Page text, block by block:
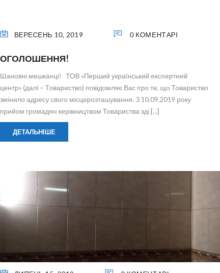
ВЕРЕСЕНЬ 10, 2019 0 КОМЕНТАРІ
ОГОЛОШЕННЯ!
Шановні мешканці! ТОВ «Перший український експертний
центр» (далі – Товариство) повідомляє Вас про те, що Товариство
змінило адресу свого місцерозташування. З 10.09.2019 року
прийом громадян керівництвом Товариства зді [...]
ДЕТАЛЬНІШЕ